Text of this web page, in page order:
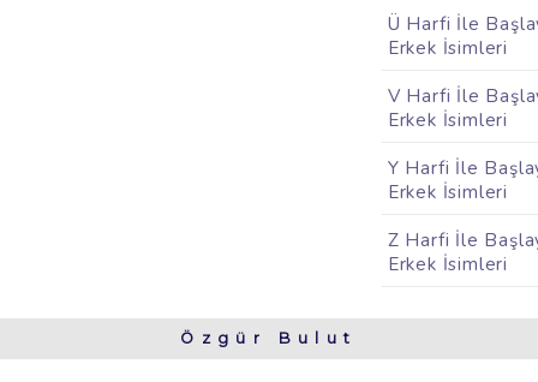
Ü Harfi İle
Erkek İsimleri
V Harfi İle
Erkek İsimleri
Y Harfi İle
Erkek İsimleri
Z Harfi İle
Erkek İsimleri
Özgür Bulut